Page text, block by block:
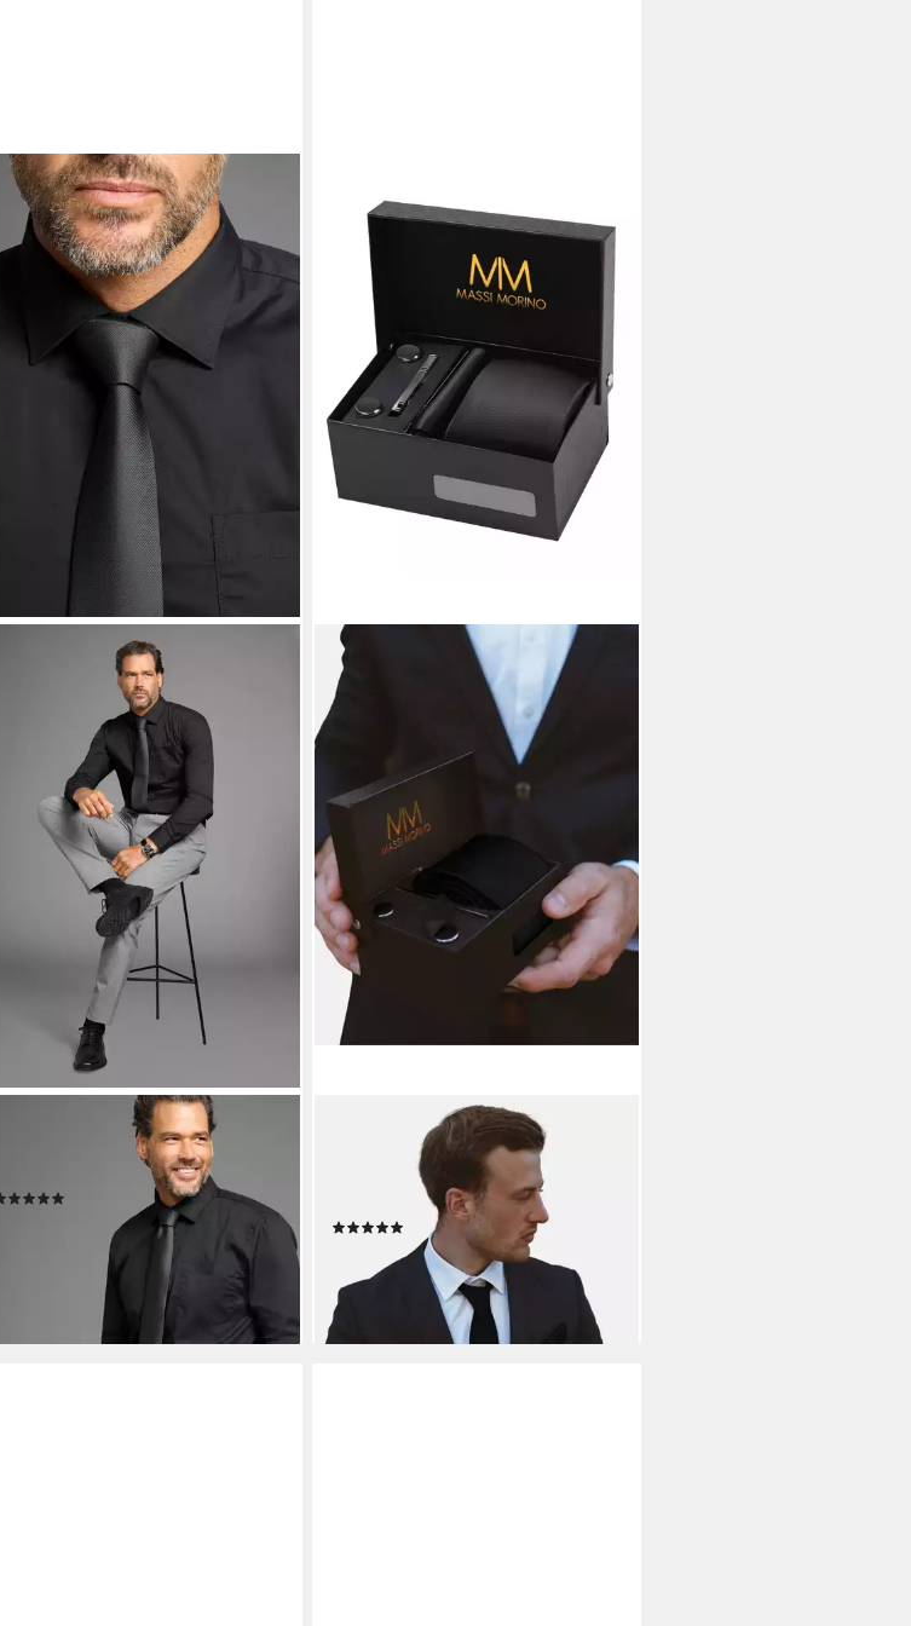
Krawatte im mimalistischen ton-ton
24,99 €
lieferbar - in 1-2 Werktagen bei dir
MASSI MORINO
Krawatte (1-St) mit Einstecktuch,
Manschettenknöpfen und
Krawattenklammer
UVP41,90 €
-29%
lieferbar - in 3-4 Werktagen bei dir